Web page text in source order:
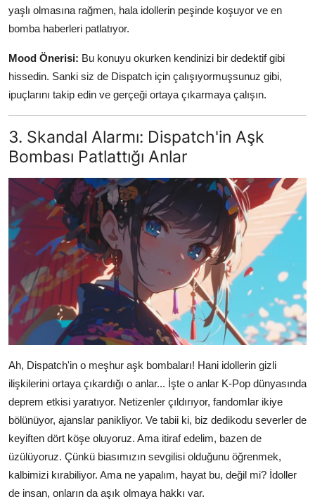
yaşlı olmasına rağmen, hala idollerin peşinde koşuyor ve en
bomba haberleri patlatıyor.
Mood Önerisi: Bu konuyu okurken kendinizi bir dedektif gibi
hissedin. Sanki siz de Dispatch için çalışıyormuşsunuz gibi,
ipuçlarını takip edin ve gerçeği ortaya çıkarmaya çalışın.
3. Skandal Alarmı: Dispatch'in Aşk
Bombası Patlattığı Anlar
Ah, Dispatch'in o meşhur aşk bombaları! Hani idollerin gizli
ilişkilerini ortaya çıkardığı o anlar... İşte o anlar K-Pop dünyasında
deprem etkisi yaratıyor. Netizenler çıldırıyor, fandomlar ikiye
bölünüyor, ajanslar panikliyor. Ve tabii ki, biz dedikodu severler de
keyiften dört köşe oluyoruz. Ama itiraf edelim, bazen de
üzülüyoruz. Çünkü biasımızın sevgilisi olduğunu öğrenmek,
kalbimizi kırabiliyor. Ama ne yapalım, hayat bu, değil mi? İdoller
de insan, onların da aşık olmaya hakkı var.